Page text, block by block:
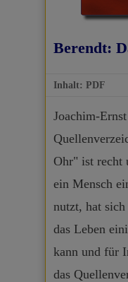
Berendt:
Inhalt: PDF
Joachim-
Ohr" ist recht
ein Mensch
nutzt, hat
das Leben
kann und für
das